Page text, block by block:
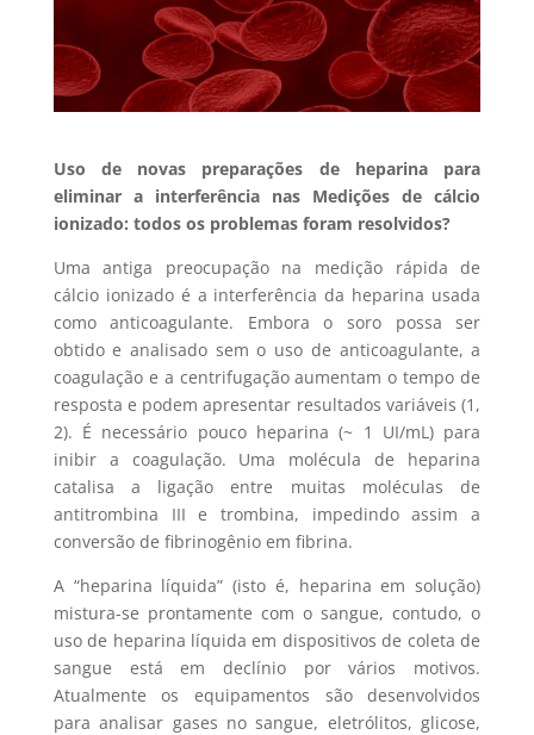
Uso de novas preparações de heparina para
eliminar a interferência nas Medições de cálcio
ionizado: todos os problemas foram resolvidos?
Uma antiga preocupação na medição rápida de
cálcio ionizado é a interferência da heparina usada
como anticoagulante. Embora o soro possa ser
obtido e analisado sem o uso de anticoagulante, a
coagulação e a centrifugação aumentam o tempo de
resposta e podem apresentar resultados variáveis (1,
2). É necessário pouco heparina (~ 1 UI/mL) para
inibir a coagulação. Uma molécula de heparina
catalisa a ligação entre muitas moléculas de
antitrombina III e trombina, impedindo assim a
conversão de fibrinogênio em fibrina.
A “heparina líquida” (isto é, heparina em solução)
mistura-se prontamente com o sangue, contudo, o
uso de heparina líquida em dispositivos de coleta de
sangue está em declínio por vários motivos.
Atualmente os equipamentos são desenvolvidos
para analisar gases no sangue, eletrólitos, glicose,